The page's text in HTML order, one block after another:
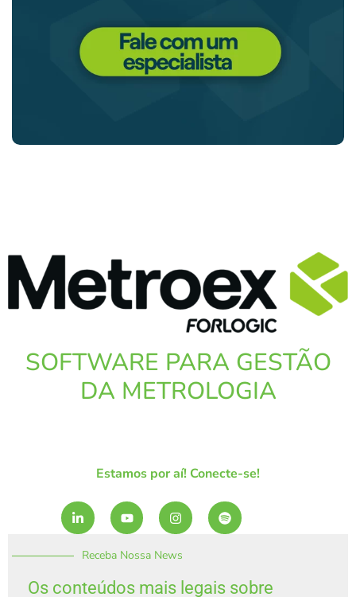
SOFTWARE PARA GESTÃO
DA METROLOGIA
Estamos por aí! Conecte-se!
L
i
n
e
i
Y
o
u
u
e
I
n
s
a
r
S
p
o
y
Receba Nossa News
Os conteúdos mais legais sobre